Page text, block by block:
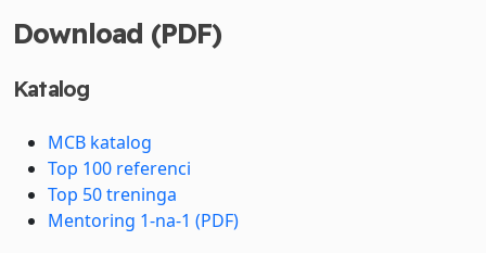
Download (PDF)
Katalog
MCB katalog
Top 100 referenci
Top 50 treninga
Mentoring 1-na-1 (PDF)